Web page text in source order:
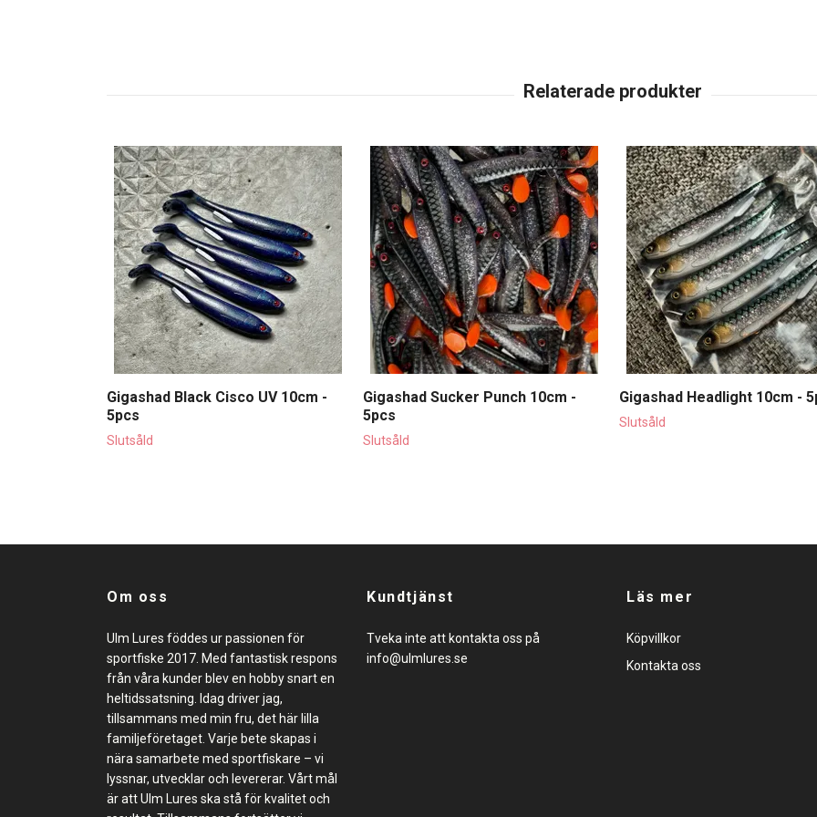
Gigashad Black Cisco UV 10cm -
5pcs
Slutsåld
Gigashad Sucker Punch 10cm -
5pcs
Slutsåld
Gigashad Headlight 10cm -
Slutsåld
Om oss
Ulm Lures föddes ur passionen för
sportfiske 2017. Med fantastisk respons
från våra kunder blev en hobby snart en
heltidssatsning. Idag driver jag,
tillsammans med min fru, det här lilla
familjeföretaget. Varje bete skapas i
nära samarbete med sportfiskare – vi
lyssnar, utvecklar och levererar. Vårt mål
är att Ulm Lures ska stå för kvalitet och
Kundtjänst
Tveka inte att kontakta oss på
info@ulmlures.se
Läs mer
Köpvillkor
Kontakta oss